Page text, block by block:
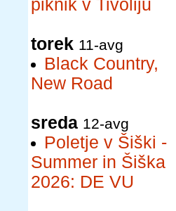
piknik v Tivoliju
torek 11-avg
Black Country,
New Road
sreda 12-avg
Poletje v Šiški -
Summer in Šiška
2026: DE VU